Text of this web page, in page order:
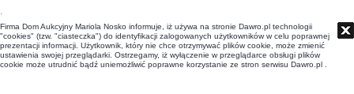
t
Firma Dom Aukcyjny Mariola Nosko informuje, iż używa na stronie Dawro.pl technologii
"cookies" (tzw. "ciasteczka") do identyfikacji zalogowanych użytkowników w celu poprawnej
prezentacji informacji. Użytkownik, który nie chce otrzymywać plików cookie, może zmienić
ustawienia swojej przeglądarki. Ostrzegamy, iż wyłączenie w przeglądarce obsługi plików
cookie może utrudnić bądź uniemożliwić poprawne korzystanie ze stron serwisu Dawro.pl .